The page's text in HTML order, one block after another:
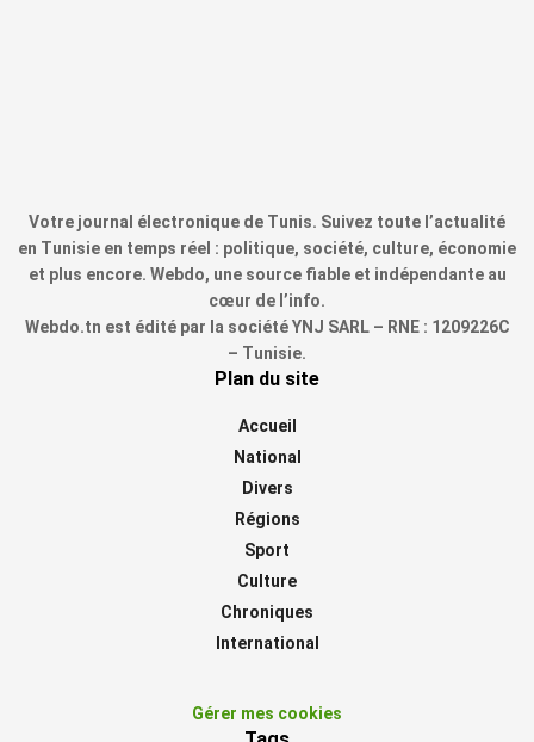
Votre journal électronique de Tunis. Suivez toute l’actualité
en Tunisie en temps réel : politique, société, culture, économie
et plus encore. Webdo, une source fiable et indépendante au
cœur de l’info.
Webdo.tn est édité par la société YNJ SARL – RNE : 1209226C
– Tunisie.
Plan du site
Accueil
National
Divers
Régions
Sport
Culture
Chroniques
International
Gérer mes cookies